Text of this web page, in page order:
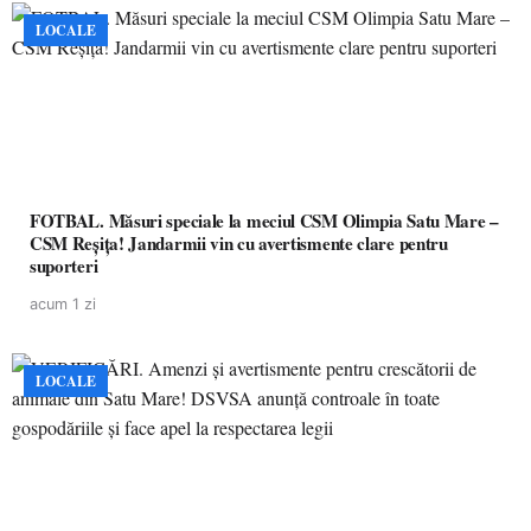
LOCALE
FOTBAL. Măsuri speciale la meciul CSM Olimpia Satu Mare –
CSM Reșița! Jandarmii vin cu avertismente clare pentru
suporteri
acum 1 zi
LOCALE